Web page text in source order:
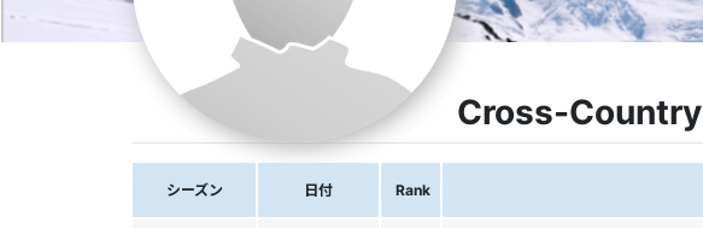
Cross-Country
シーズン 日付 Rank